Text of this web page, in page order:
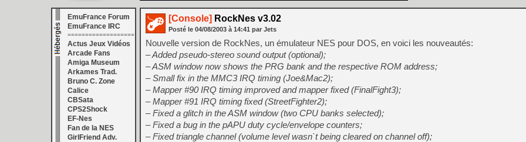
[GK] Agenda - GeForce
[GK] Devolver Digital en a
[LS] [PS5] ps5-y2jb-
[GK] Pourquoi Marvel
[GK] Test : Restory : Chill
[GK] GTA 6 : Rockstar
[GK] Hot Wheels Infinite
[GK] Mémoire cash -
[GK] Résultats Nintendo :
[GK] Déjà des
EmuFrance Forum
EmuFrance IRC
===================
Actus Jeux Vidéos
Arcade Fans
Amiga Museum
Arkames Trad.
Bruno C. Zone
Calice
CBSata
CPS2Shock
EF-Nes
Fan de la NES
GirlFriend Adv.
[Console] RockNes v3.02
Posté le 04/08/2003 à 14:41 par Jets
Nouvelle version de RockNes, un émulateur NES pour DOS, en voici les nouveautés:
– Added pseudo-stereo sound output (optional);
– ASM window now shows the PRG bank and the respective ROM address;
– Small fix in the MMC3 IRQ timing (Joe&Mac2);
– Mapper #90 IRQ timing improved and mapper fixed (FinalFight3);
– Mapper #91 IRQ timing fixed (StreetFighter2);
– Fixed a glitch in the ASM window (two CPU banks selected);
– Fixed a bug in the pAPU duty cycle/envelope counters;
– Fixed triangle channel (volume level wasn`t being cleared on channel off);